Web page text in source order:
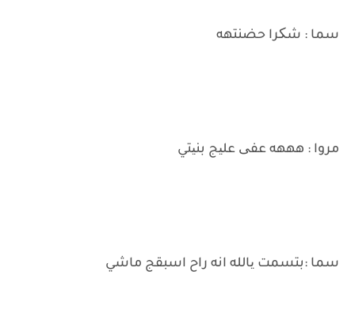
سما : شکرا حضنتهه
مروا : هههه عفی علیج بنیتي
سما :بتسمت یالله انه راح اسبقج ماشي